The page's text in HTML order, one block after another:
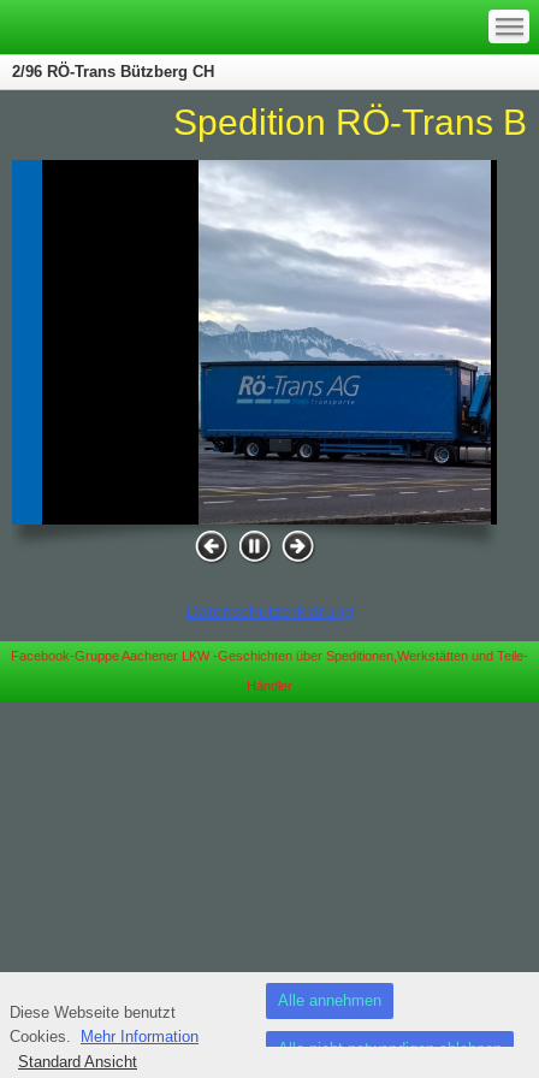
—
—
—
2/96 RÖ-Trans Bützberg CH
Spedition RÖ-Trans
Datenschutzerklärung
Facebook-Gruppe Aachener LKW -Geschichten über Speditionen,Werkstätten und Teile-
Händler
Standard Ansicht
Diese Webseite benutzt
Cookies.
Mehr Information
Alle annehmen
Alle nicht notwendigen ablehnen